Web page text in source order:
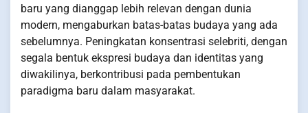
baru yang dianggap lebih relevan dengan dunia
modern, mengaburkan batas-batas budaya yang ada
sebelumnya. Peningkatan konsentrasi selebriti, dengan
segala bentuk ekspresi budaya dan identitas yang
diwakilinya, berkontribusi pada pembentukan
paradigma baru dalam masyarakat.